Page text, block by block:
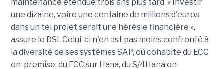
maintenance étendue trois ans plus tard. « Investir
une dizaine, voire une centaine de millions d'euros
dans un tel projet serait une hérésie financière »,
assure le DSI. Celui-ci n'en est pas moins confronté à
la diversité de ses systèmes SAP, où cohabite du ECC
on-premise, du ECC sur Hana, du S/4Hana on-